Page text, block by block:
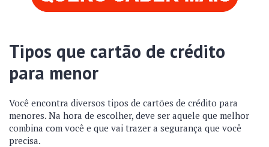
Tipos que cartão de crédito
para menor
Você encontra diversos tipos de cartões de crédito para
menores. Na hora de escolher, deve ser aquele que melhor
combina com você e que vai trazer a segurança que você
precisa.